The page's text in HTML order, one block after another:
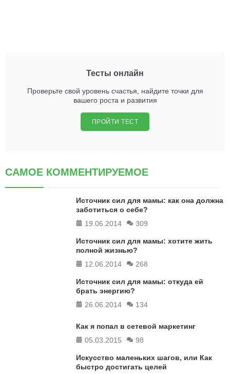
Тесты онлайн
Проверьте свой уровень счастья, найдите точки для
вашего роста и развития
ПРОЙТИ ТЕСТ
САМОЕ КОММЕНТИРУЕМОЕ
Источник сил для мамы: как она должна
заботиться о себе?
19.06.2014
309
Источник сил для мамы: хотите жить
полной жизнью?
12.06.2014
268
Источник сил для мамы: откуда ей
брать энергию?
26.06.2014
134
Как я попал в сетевой маркетинг
05.03.2015
98
Искусство маленьких шагов, или Как
быстро достигать целей